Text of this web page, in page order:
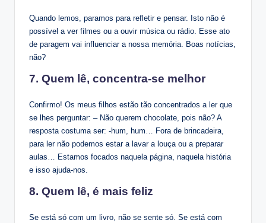
Quando lemos, paramos para refletir e pensar. Isto não é
possível a ver filmes ou a ouvir música ou rádio. Esse ato
de paragem vai influenciar a nossa memória. Boas notícias,
não?
7. Quem lê, concentra-se melhor
Confirmo! Os meus filhos estão tão concentrados a ler que
se lhes perguntar: – Não querem chocolate, pois não? A
resposta costuma ser: -hum, hum… Fora de brincadeira,
para ler não podemos estar a lavar a louça ou a preparar
aulas… Estamos focados naquela página, naquela história
e isso ajuda-nos.
8. Quem lê, é mais feliz
Se está só com um livro, não se sente só. Se está com